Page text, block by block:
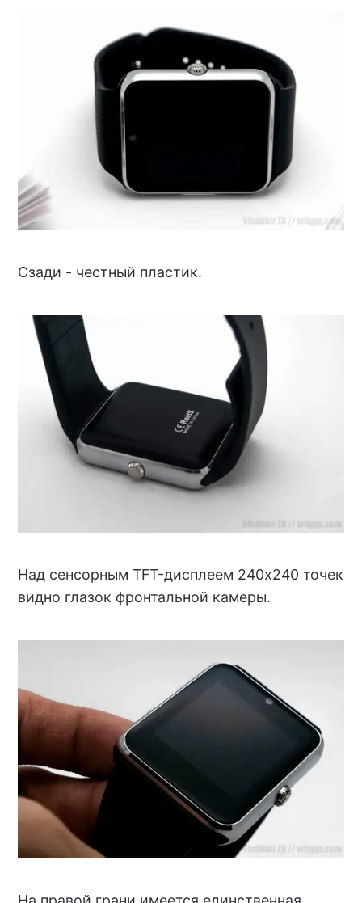
Сзади - честный пластик.
Над сенсорным TFT-дисплеем 240х240 точек
видно глазок фронтальной камеры.